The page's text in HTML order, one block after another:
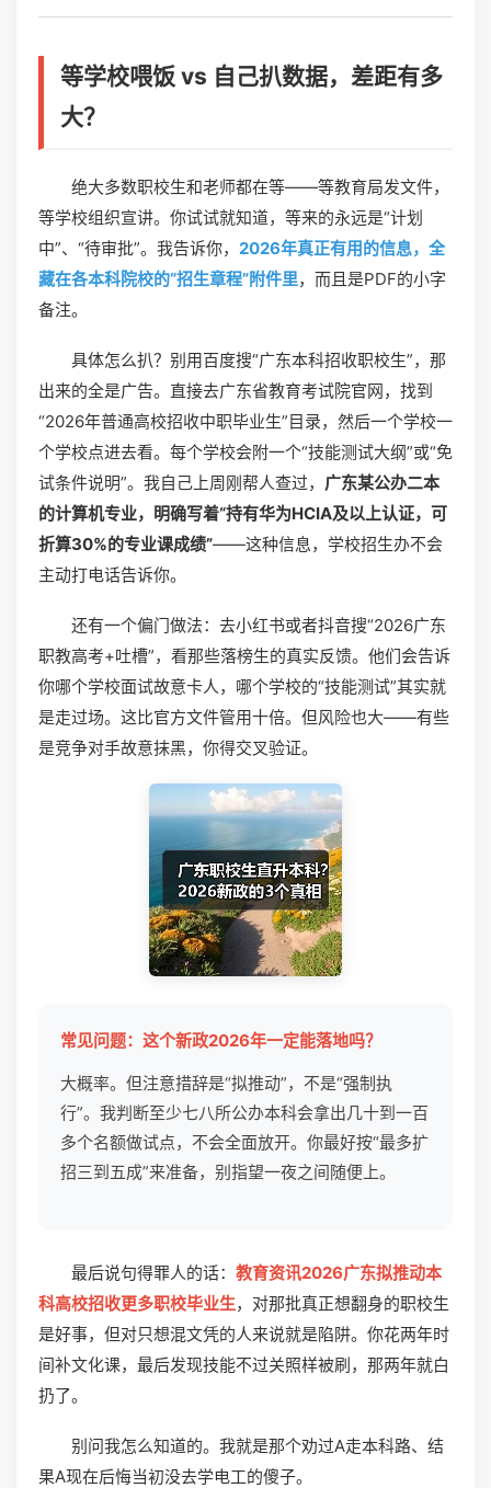
等学校喂饭 vs 自己扒数据，差距有多
大？
绝大多数职校生和老师都在等——等教育局发文件，
等学校组织宣讲。你试试就知道，等来的永远是“计划
中”、“待审批”。我告诉你， 2026年真正有用的信息，全
藏在各本科院校的“招生章程”附件里，而且是PDF的小字
备注。
具体怎么扒？别用百度搜“广东本科招收职校生”，那
出来的全是广告。直接去广东省教育考试院官网，找到
“2026年普通高校招收中职毕业生”目录，然后一个学校一
个学校点进去看。每个学校会附一个“技能测试大纲”或“免
试条件说明”。我自己上周刚帮人查过， 广东某公办二本
的计算机专业，明确写着“持有华为HCIA及以上认证，可
折算30%的专业课成绩”——这种信息，学校招生办不会
主动打电话告诉你。
还有一个偏门做法：去小红书或者抖音搜“2026广东
职教高考+吐槽”，看那些落榜生的真实反馈。他们会告诉
你哪个学校面试故意卡人，哪个学校的“技能测试”其实就
是走过场。这比官方文件管用十倍。但风险也大——有些
是竞争对手故意抹黑，你得交叉验证。
常见问题：这个新政2026年一定能落地吗？
大概率。但注意措辞是“拟推动”，不是“强制执
行”。我判断至少七八所公办本科会拿出几十到一百
多个名额做试点，不会全面放开。你最好按“最多扩
招三到五成”来准备，别指望一夜之间随便上。
最后说句得罪人的话： 教育资讯2026广东拟推动本
科高校招收更多职校毕业生，对那批真正想翻身的职校生
是好事，但对只想混文凭的人来说就是陷阱。你花两年时
间补文化课，最后发现技能不过关照样被刷，那两年就白
扔了。
别问我怎么知道的。我就是那个劝过A走本科路、结
果A现在后悔当初没去学电工的傻子。